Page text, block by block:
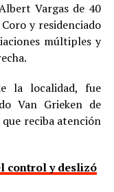
Vargas de 40
y residenciado
múltiples y
la localidad, fue
Van Grieken de
reciba atención
control y deslizó